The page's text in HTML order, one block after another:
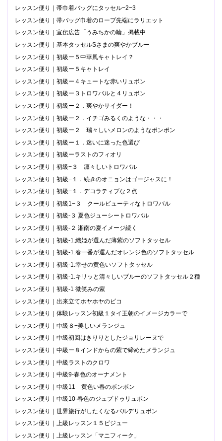
レッスン便り｜帯巾着バッグにタッセル−2−3
レッスン便り｜帯バッグ巾着のロープ先端にラリエット
レッスン便り｜宣伝広告「うみちかの輪」掲載中
レッスン便り｜基本タッセルSさまの爽やかブルー
レッスン便り｜初級ー５中華風キャトレイ？
レッスン便り｜初級ー５キャトレイ
レッスン便り｜初級ー４キュートな赤いリュボン
レッスン便り｜初級ー３トロワバルと４リュボン
レッスン便り｜初級ー２．爽やかサイダー！
レッスン便り｜初級ー２．イチゴみるくのような・・・
レッスン便り｜初級ー２ 瑞々しいメロンのようなポンポン
レッスン便り｜初級ー１．迷いに迷った色選び
レッスン便り｜初級ーラストのフィオリ
レッスン便り｜初級−３ 凛々しいトロワバル
レッスン便り｜初級−１．続きのオニョンはゴージャスに！
レッスン便り｜初級−１．デコラティブな２点
レッスン便り｜初級1−３ クールビューティなトロワバル
レッスン便り｜初級-３ 夏色ジューシートロワバル
レッスン便り｜初級-２ 湘南の夏イメージ続く
レッスン便り｜初級-1.織姫が選んだ薄紫のソフトタッセル
レッスン便り｜初級-1.春一番が運んだオレンジ色のソフトタッセル
レッスン便り｜初級-1.幸せの黄色いソフトタッセル
レッスン便り｜初級-1.キリッと清々しいブルーのソフトタッセル２種
レッスン便り｜初級-1 微笑みの紫
レッスン便り｜出来立てホヤホヤのピコ
レッスン便り｜体験レッスン初級１タイ王朝のイメージカラーで
レッスン便り｜中級８−美しいメランジュ
レッスン便り｜中級初回はきりりとしたジョリレーヌで
レッスン便り｜中級ー８インドからの紫で締めたメランジュ
レッスン便り｜中級ラストのクロワ
レッスン便り｜中級9-春色のオーナメント
レッスン便り｜中級11 黄色い春のボンボン
レッスン便り｜中級10-春色のジュプドゥリュボン
レッスン便り｜世界旅行がしたくなるバルデリュボン
レッスン便り｜上級レッスン１５ビジュー
レッスン便り｜上級レッスン「マニフィーク」